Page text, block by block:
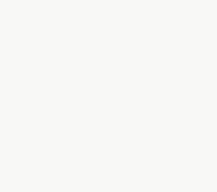
Как сообщает L!FE, российская
в столичной подземке.
стену людей, рискуя здоровьем